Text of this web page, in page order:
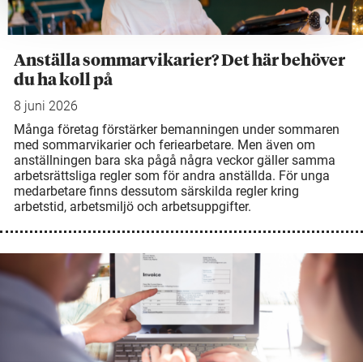
Anställa sommarvikarier? Det här behöver
du ha koll på
8 juni 2026
Många företag förstärker bemanningen under sommaren
med sommarvikarier och feriearbetare. Men även om
anställningen bara ska pågå några veckor gäller samma
arbetsrättsliga regler som för andra anställda. För unga
medarbetare finns dessutom särskilda regler kring
arbetstid, arbetsmiljö och arbetsuppgifter.